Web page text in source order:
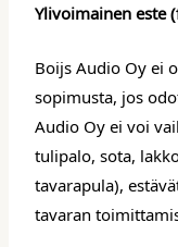
Ylivoimainen este
Boijs Audio Oy ei
sopimusta, jos
Audio Oy ei voi
tulipalo, sota,
tavarapula),
tavaran